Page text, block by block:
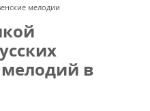
мелодии
в